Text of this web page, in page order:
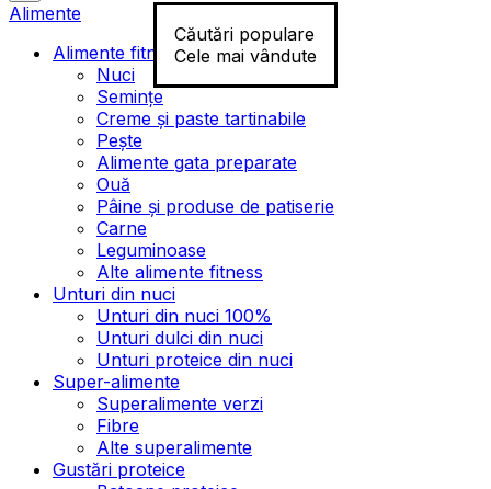
Căutări populare
Cele mai vândute
Alimente
Alimente fitness
Nuci
Semințe
Creme și paste tartinabile
Pește
Alimente gata preparate
Ouă
Pâine și produse de patiserie
Carne
Leguminoase
Alte alimente fitness
Unturi din nuci
Unturi din nuci 100%
Unturi dulci din nuci
Unturi proteice din nuci
Super-alimente
Superalimente verzi
Fibre
Alte superalimente
Gustări proteice